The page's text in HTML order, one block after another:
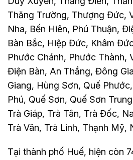
Thăng Trường, Thượng Đức,
Nha, Bến Hiên, Phú Thuận,
Bàn Bắc, Hiệp Đức, Khâm
Phước Chánh, Phước Thành,
Điện Bàn, An Thắng, Đông
Giang, Hùng Sơn, Quế
Phú, Quế Sơn, Quế Sơn
Trà Giáp, Trà Tân, Trà Đốc,
Trà Vân, Trà Linh, Thạnh Mỹ,
Tại thành phố Huế, hiện còn